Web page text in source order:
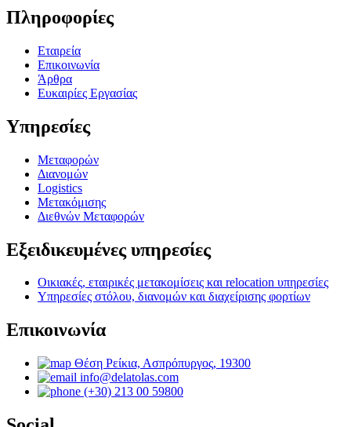
Πληροφορίες
Εταιρεία
Επικοινωνία
Άρθρα
Ευκαιρίες Εργασίας
Υπηρεσίες
Μεταφορών
Διανομών
Logistics
Μετακόμισης
Διεθνών Μεταφορών
Εξειδικευμένες υπηρεσίες
Οικιακές, εταιρικές μετακομίσεις και relocation υπηρεσίες
Υπηρεσίες στόλου, διανομών και διαχείρισης φορτίων
Επικοινωνία
Θέση Ρείκια, Ασπρόπυργος, 19300
info@delatolas.com
(+30) 213 00 59800